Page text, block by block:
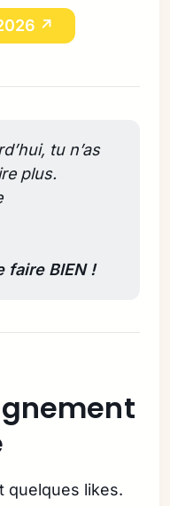
↗
tu n’as
plus.
Tu as besoin d’être
BIEN !
quelques likes.